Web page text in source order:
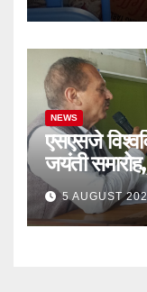
NEWS
एसएसजे
जयंती समारोह,
छात्र हुए
5 AUGUST